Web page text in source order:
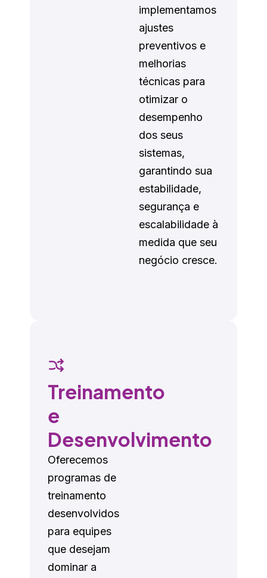
implementamos
ajustes
preventivos e
melhorias
técnicas para
otimizar o
desempenho
dos seus
sistemas,
garantindo sua
estabilidade,
segurança e
escalabilidade à
medida que seu
negócio cresce.
Treinamento
e
Desenvolvimento
Oferecemos
programas de
treinamento
desenvolvidos
para equipes
que desejam
dominar a